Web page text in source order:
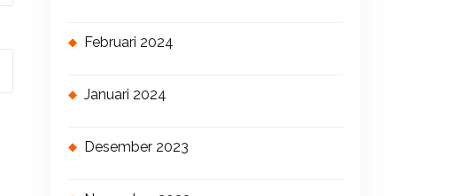
Februari 2024
Januari 2024
Desember 2023